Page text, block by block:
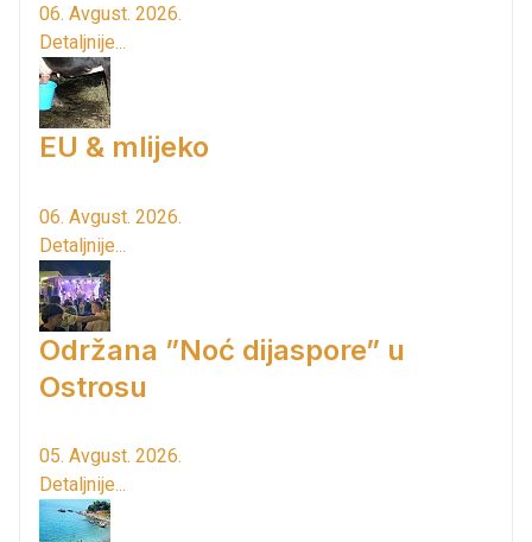
06. Avgust. 2026.
Detaljnije...
EU & mlijeko
06. Avgust. 2026.
Detaljnije...
Održana ”Noć dijaspore” u
Ostrosu
05. Avgust. 2026.
Detaljnije...